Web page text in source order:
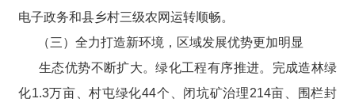
电子政务和县乡村三级农网运转顺畅。
（三）全力打造新环境，区域发展优势更加明显
生态优势不断扩大。绿化工程有序推进。完成造林绿
化1.3万亩、村屯绿化44个、闭坑矿治理214亩、围栏封